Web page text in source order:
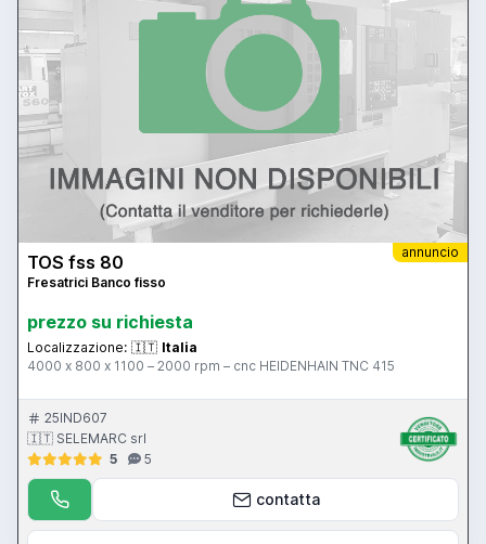
annuncio
TOS fss 80
Fresatrici Banco fisso
prezzo su richiesta
Localizzazione: 🇮🇹 Italia
4000 x 800 x 1100 – 2000 rpm – cnc HEIDENHAIN TNC 415
25IND607
🇮🇹 SELEMARC srl
5
5
contatta